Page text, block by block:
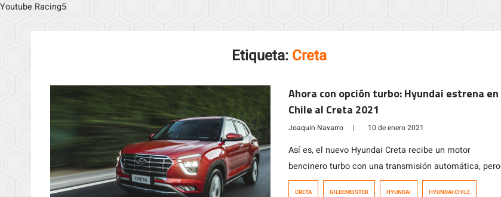
Youtube Racing5
Etiqueta: Creta
Ahora con opción turbo: Hyundai estrena en
Chile al Creta 2021
Joaquín Navarro | 10 de enero 2021
Así es, el nuevo Hyundai Creta recibe un motor
bencinero turbo con una transmisión automática, pero
sólo en la versión más equipada. Esta segunda
CRETA GILDEMEISTER HYUNDAI HYUNDAI CHILE